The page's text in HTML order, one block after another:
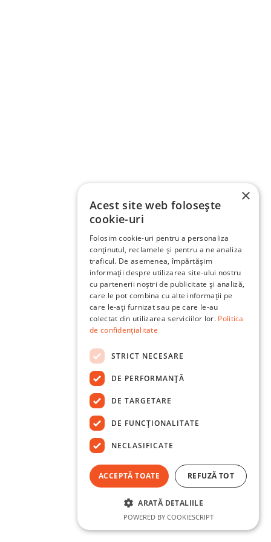
×
Acest site web folosește
cookie-uri
Folosim cookie-uri pentru a personaliza
conținutul, reclamele și pentru a ne analiza
traficul. De asemenea, împărtășim
informații despre utilizarea site-ului nostru
cu partenerii noștri de publicitate și analiză,
care le pot combina cu alte informații pe
care le-ați furnizat sau pe care le-au
colectat din utilizarea serviciilor lor. Politica
de confidențialitate
STRICT NECESARE
DE PERFORMANȚĂ
DE TARGETARE
DE FUNCŢIONALITATE
NECLASIFICATE
ACCEPTĂ TOATE REFUZĂ TOT
ARATĂ DETALIILE
POWERED BY COOKIESCRIPT